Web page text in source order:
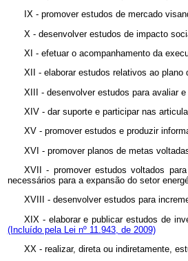
IX - promover estudos de mercado
X - desenvolver estudos de impacto
XI - efetuar o acompanhamento da
XII - elaborar estudos relativos ao
XIII - desenvolver estudos para avaliar
XIV - dar suporte e participar nas
XV - promover estudos e produzir
XVI - promover planos de metas
XVII - promover estudos voltados
necessários para a expansão do setor
XVIII - desenvolver estudos para
XIX - elaborar e publicar estudos de
(Incluído pela Lei nº 11.943, de 2009)
XX - realizar, direta ou indiretamente,